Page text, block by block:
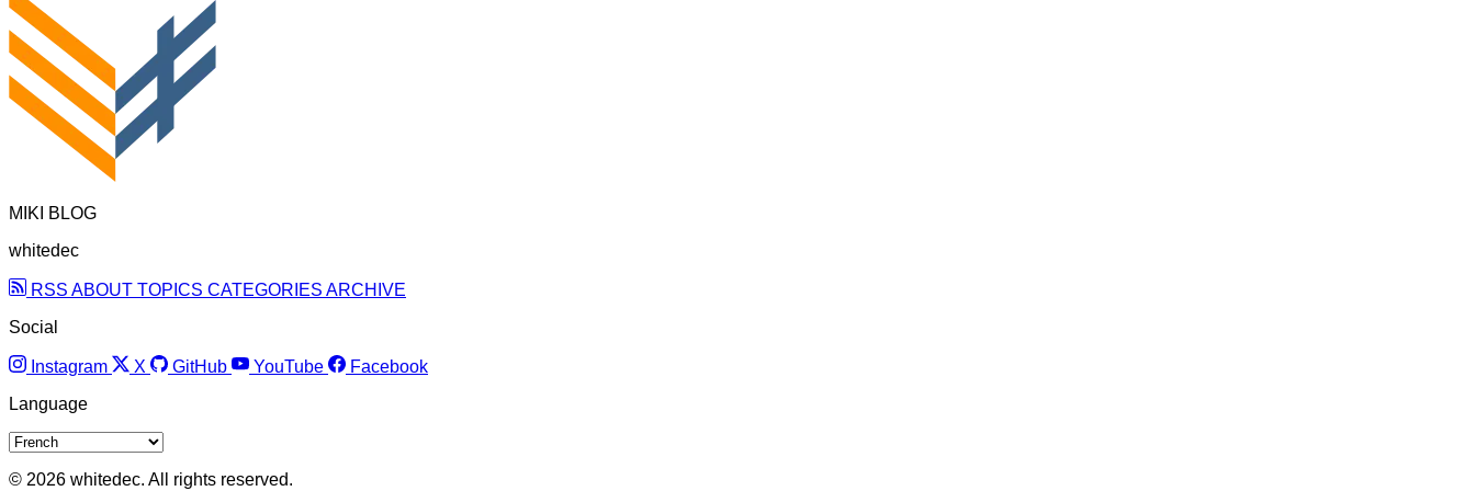
MIKI BLOG
whitedec
RSS ABOUT TOPICS CATEGORIES ARCHIVE
Social
Instagram X GitHub YouTube
Facebook
Language
© 2026 whitedec. All rights reserved.